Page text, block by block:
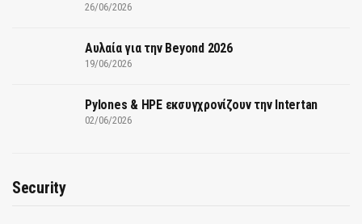
26/06/2026
Αυλαία για την Beyond 2026
19/06/2026
Pylones & HPE εκσυγχρονίζουν την Intertan
02/06/2026
Security